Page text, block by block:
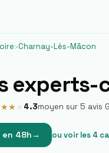
›Charnay-Lès-Mâcon
experts-
★★ 4.3moyen sur 5 avis
en 48h→ ou voir les 4